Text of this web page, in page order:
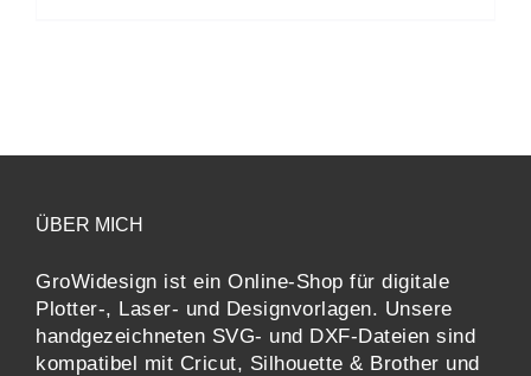
ÜBER MICH
GroWidesign ist ein Online-Shop für digitale
Plotter-, Laser- und Designvorlagen. Unsere
handgezeichneten SVG- und DXF-Dateien sind
kompatibel mit Cricut, Silhouette & Brother und